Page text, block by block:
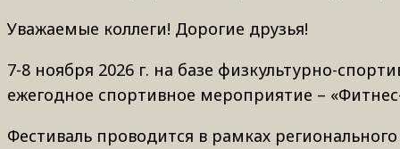
Уважаемые коллеги! Дорогие друзья!
7-8 ноября 2026 г. на базе физкультурно-
ежегодное спортивное мероприятие –
Фестиваль проводится в рамках